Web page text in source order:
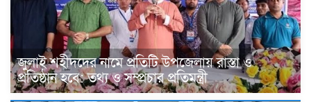
জুলাই শহীদদের নামে প্রতিটি উপজেলায় রাস্তা ও
প্রতিষ্ঠান হবে: তথ্য ও সম্প্রচার প্রতিমন্ত্রী